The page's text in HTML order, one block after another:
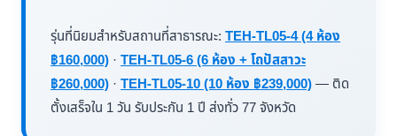
รุ่นที่นิยมสำหรับสถานที่สาธารณะ: TEH-TL05-4 (4 ห้อง
฿160,000) · TEH-TL05-6 (6 ห้อง + โถปัสสาวะ
฿260,000) · TEH-TL05-10 (10 ห้อง ฿239,000)— ติด
ตั้งเสร็จใน 1 วัน รับประกัน 1 ปี ส่งทั่ว 77 จังหวัด